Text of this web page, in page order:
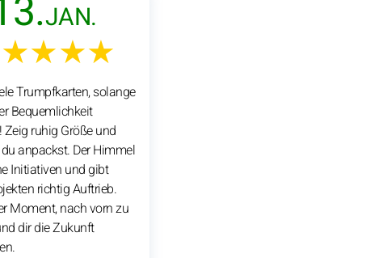
JAN.
Trumpfkarten, solange
Bequemlichkeit
ruhig Größe und
anpackst. Der Himmel
Initiativen und gibt
richtig Auftrieb.
Moment, nach vorn zu
dir die Zukunft